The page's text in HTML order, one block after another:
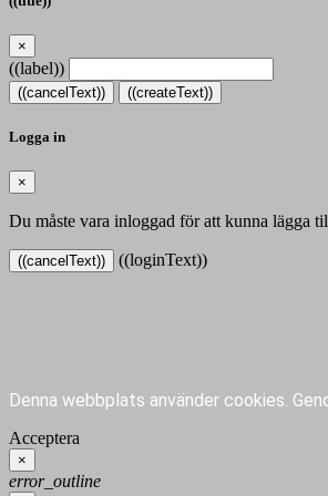
×
((label))
((cancelText)) ((createText))
Logga in
×
Du måste vara inloggad för att kunna lägga
((cancelText)) ((loginText))
Denna webbplats använder cookies.
Acceptera
×
error_outline